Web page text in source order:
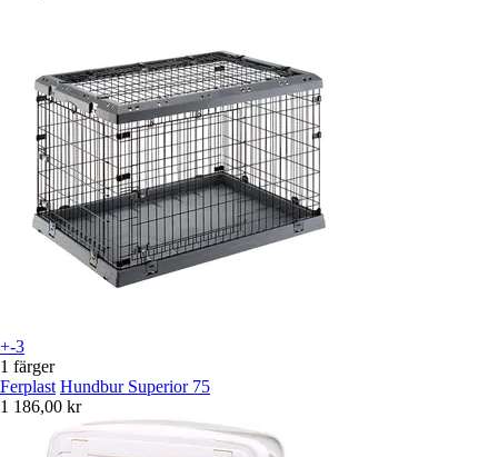
+-3
1 färger
Ferplast Hundbur Superior 75
1 186,00 kr